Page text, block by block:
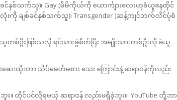
င်နှစ်သက်သူ)၊ Gay (မိမိကိုယ်ကို ယောင်္ကျားလေးဟုခံယူနေထိုင်
းကို ချစ်ခင်နှစ်သက်သူ)၊ Transgender (ဆန့်ကျင်ဘက်လိင်ပုံစံ
တစ်ဦးဖြစ်သလို ရင်သားခွဲစိတ်ပြီး အမျိုးသားတစ်ဦးလို ခံယူ
ေးထိုးတာ သိပ်ခေတ်မစား သေး ကြောင်းနဲ့ ဆရာဝန်ကိုလည်း
။ တိုင်ပင်လို့ရမယ့် ဆရာဝန် လည်းမရှိခဲ့ဘူး။ YouTube တို့ဘာ